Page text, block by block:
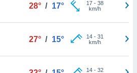
28° / 17° 17- 38
km/h
27° / 15° 14- 31
km/h
14- 32